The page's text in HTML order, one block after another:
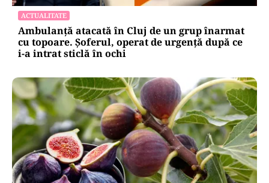
ACTUALITATE
Ambulanță atacată în Cluj de un grup înarmat
cu topoare. Șoferul, operat de urgență după ce
i-a intrat sticlă în ochi